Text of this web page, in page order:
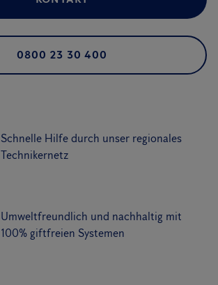
0800 23 30 400
Schnelle Hilfe durch unser regionales
Technikernetz
Umweltfreundlich und nachhaltig mit
100% giftfreien Systemen